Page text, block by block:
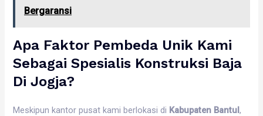
Bergaransi
Apa Faktor Pembeda Unik Kami
Sebagai Spesialis Konstruksi Baja
Di Jogja?
Meskipun kantor pusat kami berlokasi di Kabupaten Bantul,